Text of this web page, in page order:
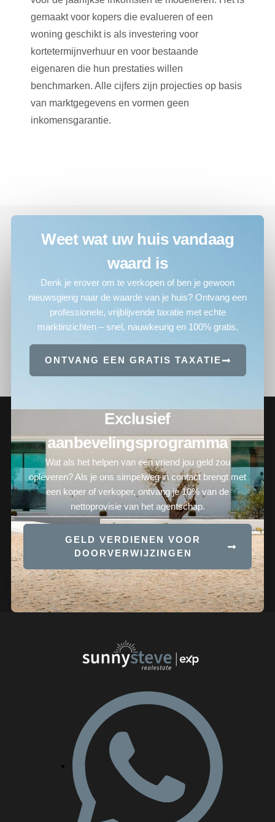
gemaakt voor kopers die evalueren of een
woning geschikt is als investering voor
kortetermijnverhuur en voor bestaande
eigenaren die hun prestaties willen
benchmarken. Alle cijfers zijn projecties op basis
van marktgegevens en vormen geen
inkomensgarantie.
Weet wat uw huis vandaag
waard is
Denk je erover om te verkopen of ben je gewoon
nieuwsgierig naar de waarde van je huis? Ontvang een
professionele, vrijblijvende taxatie met echte
marktinzichten – snel, nauwkeurig en 100% gratis.
ONTVANG EEN GRATIS TAXATIE
Exclusief
aanbevelingsprogramma
Wat als het helpen van een vriend jou geld zou
opleveren? Als je ons simpelweg in contact brengt met
een koper of verkoper, ontvang je 10% van de
nettoprovisie van het agentschap.
GELD VERDIENEN VOOR
DOORVERWIJZINGEN